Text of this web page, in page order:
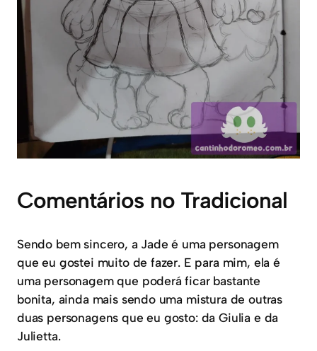
Comentários no Tradicional
Sendo bem sincero, a Jade é uma personagem
que eu gostei muito de fazer. E para mim, ela é
uma personagem que poderá ficar bastante
bonita, ainda mais sendo uma mistura de outras
duas personagens que eu gosto: da Giulia e da
Julietta.